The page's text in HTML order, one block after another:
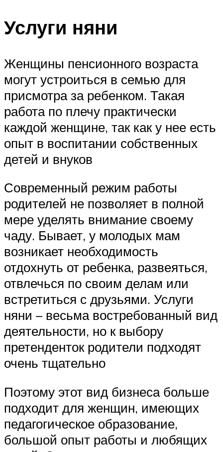
Услуги няни
Женщины пенсионного возраста
могут устроиться в семью для
присмотра за ребенком. Такая
работа по плечу практически
каждой женщине, так как у нее есть
опыт в воспитании собственных
детей и внуков
Современный режим работы
родителей не позволяет в полной
мере уделять внимание своему
чаду. Бывает, у молодых мам
возникает необходимость
отдохнуть от ребенка, развеяться,
отвлечься по своим делам или
встретиться с друзьями. Услуги
няни – весьма востребованный вид
деятельности, но к выбору
претенденток родители подходят
очень тщательно
Поэтому этот вид бизнеса больше
подходит для женщин, имеющих
педагогическое образование,
большой опыт работы и любящих